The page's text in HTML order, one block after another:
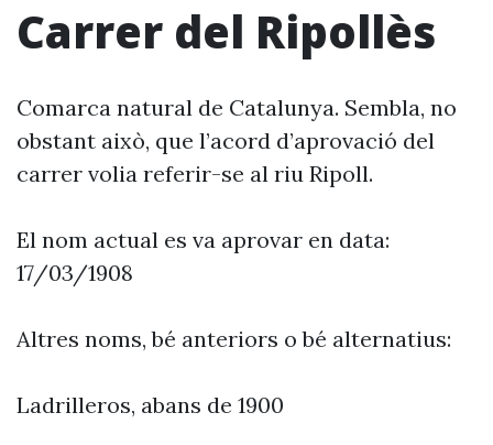
Carrer del Ripollès
Comarca natural de Catalunya. Sembla, no
obstant això, que l’acord d’aprovació del
carrer volia referir-se al riu Ripoll.
El nom actual es va aprovar en data:
17/03/1908
Altres noms, bé anteriors o bé alternatius:
Ladrilleros, abans de 1900